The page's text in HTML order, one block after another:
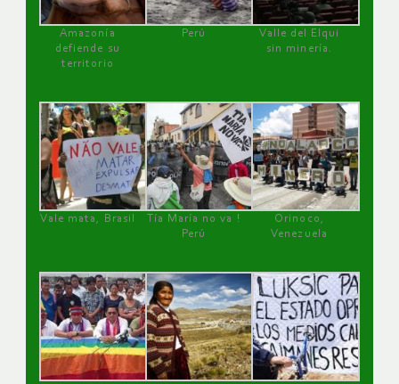
Amazonía
defiende su
territorio
Perú
Valle del Elqui
sin minería.
Vale mata, Brasil
Tía María no va !
Perú
Orinoco,
Venezuela